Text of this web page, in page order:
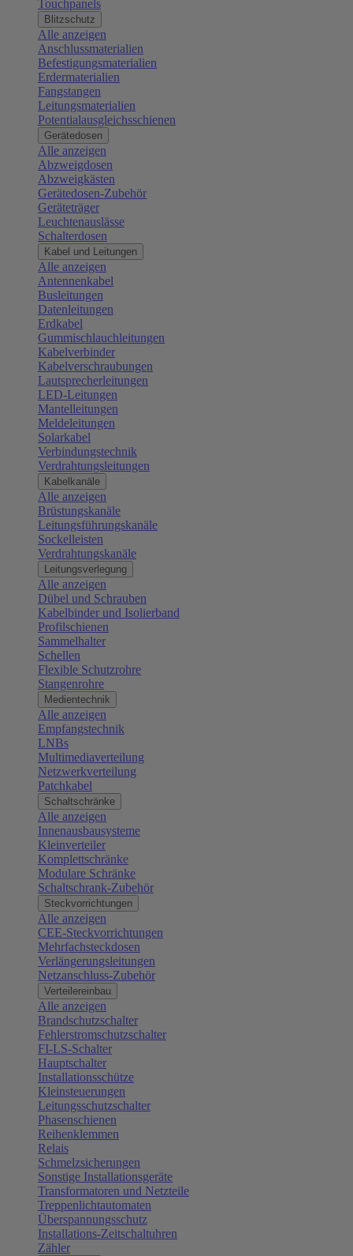
Touchpanels
Blitzschutz
Alle anzeigen
Anschlussmaterialien
Befestigungsmaterialien
Erdermaterialien
Fangstangen
Leitungsmaterialien
Potentialausgleichsschienen
Gerätedosen
Alle anzeigen
Abzweigdosen
Abzweigkästen
Gerätedosen-Zubehör
Geräteträger
Leuchtenauslässe
Schalterdosen
Kabel und Leitungen
Alle anzeigen
Antennenkabel
Busleitungen
Datenleitungen
Erdkabel
Gummischlauchleitungen
Kabelverbinder
Kabelverschraubungen
Lautsprecherleitungen
LED-Leitungen
Mantelleitungen
Meldeleitungen
Solarkabel
Verbindungstechnik
Verdrahtungsleitungen
Kabelkanäle
Alle anzeigen
Brüstungskanäle
Leitungsführungskanäle
Sockelleisten
Verdrahtungskanäle
Leitungsverlegung
Alle anzeigen
Dübel und Schrauben
Kabelbinder und Isolierband
Profilschienen
Sammelhalter
Schellen
Flexible Schutzrohre
Stangenrohre
Medientechnik
Alle anzeigen
Empfangstechnik
LNBs
Multimediaverteilung
Netzwerkverteilung
Patchkabel
Schaltschränke
Alle anzeigen
Innenausbausysteme
Kleinverteiler
Komplettschränke
Modulare Schränke
Schaltschrank-Zubehör
Steckvorrichtungen
Alle anzeigen
CEE-Steckvorrichtungen
Mehrfachsteckdosen
Verlängerungsleitungen
Netzanschluss-Zubehör
Verteilereinbau
Alle anzeigen
Brandschutzschalter
Fehlerstromschutzschalter
FI-LS-Schalter
Hauptschalter
Installationsschütze
Kleinsteuerungen
Leitungsschutzschalter
Phasenschienen
Reihenklemmen
Relais
Schmelzsicherungen
Sonstige Installationsgeräte
Transformatoren und Netzteile
Treppenlichtautomaten
Überspannungsschutz
Installations-Zeitschaltuhren
Zähler